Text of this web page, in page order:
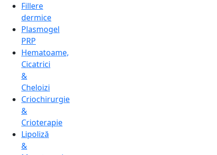
Fillere
dermice
Plasmogel
PRP
Hematoame,
Cicatrici
&
Cheloizi
Criochirurgie
&
Crioterapie
Lipoliză
&